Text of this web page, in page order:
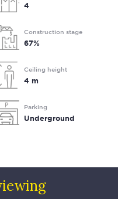
4
Construction stage
67%
Ceiling height
4 m
Parking
Underground